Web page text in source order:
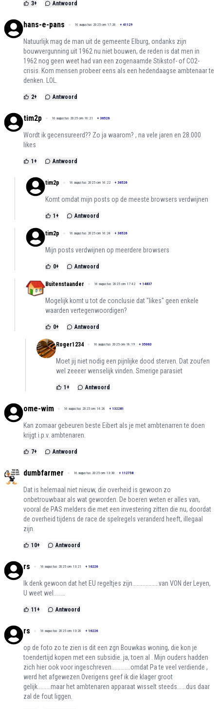
3+ Antwoord
hans-e-pans 16 augustus 2025 om 17:26 + 41129
Natuurlijk mag de man uit de gemeente Elburg, ondanks zijn
bouwvergunning uit 1962 nu niet bouwen, de reden is dat men in
1962 nog geen weet had van een zogenaamde Stikstof- of CO2-
crisis. Kom mensen probeer eens als een hedendaagse ambtenaar te
denken. LOL.
2+ Antwoord
tim2p 16 augustus 2025 om 16:21 + 36526
Wordt ik gecensureerd?? Zo ja waarom? , na vele jaren en 28.000
likes
1 + Antwoord
tim2p 16 augustus 2025 om 16:22 + 36526
Komt omdat mijn posts op de meeste browsers verdwijnen
1 + Antwoord
tim2p 16 augustus 2025 om 16:24 + 36526
Mijn posts verdwijnen op meerdere browsers
0+ Antwoord
Buitenstaander 16 augustus 2025 om 17:42 + 14837
Mogelijk komt u tot de conclusie dat "likes" geen enkele
waarden vertegenwoordigen?
0+ Antwoord
Roger1234 16 augustus 2025 om 18:19 + 35063
Moet jij niet nodig een pijnlijke dood sterven. Dat zoufen
wel zeeeer wenselijk vinden. Smerige parasiet
1 + Antwoord
ome-wim 16 augustus 2025 om 14:26 + 132281
Kan zomaar gebeuren beste Eibert als je met ambtenarren te doen
krijgt i.p.v. ambtenaren.
7+ Antwoord
dumbfarmer 16 augustus 2025 om 13:30 + 112758
Dat is helemaal niet nieuw, die overheid is gewoon zo
onbetrouwbaar als wat geworden. De boeren weten er alles van,
vooral de PAS melders die met een investering zitten die nu, doordat
de overheid tijdens de race de spelregels veranderd heeft, illegaal
zijn.
10+ Antwoord
rs 16 augustus 2025 om 13:21 + 16226
Ik denk gewoon dat het EU regeltjes zijn..................van VON der Leyen,
U weet wel........
11 + Antwoord
rs 16 augustus 2025 om 13:20 + 16226
op de foto zo te zien is dit een zgn Bouwkas woning, die kon je
toendertijd kopen met een subsidie. ja, toen al . Mijn ouders hadden
zich hier ook voor ingeschreven.............omdat Pa te veel verdiende ,
werd het afgewezen.Overigens geef ik die klager groot
gelijk.........maar het ambtenaren apparaat wisselt steeds......dus daar
zal de fout liggen.